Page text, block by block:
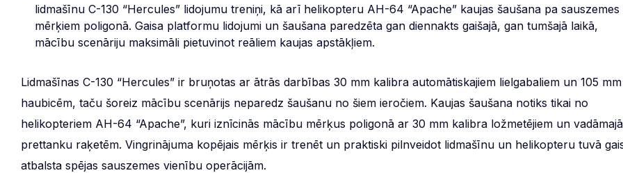
lidmašīnu C-130 “Hercules” lidojumu treniņi, kā arī helikopteru AH-64 “Apache” kaujas šaušana pa sauszemes
mērķiem poligonā. Gaisa platformu lidojumi un šaušana paredzēta gan diennakts gaišajā, gan tumšajā laikā,
mācību scenāriju maksimāli pietuvinot reāliem kaujas apstākļiem.
Lidmašīnas C-130 “Hercules” ir bruņotas ar ātrās darbības 30 mm kalibra automātiskajiem lielgabaliem un 105 mm
haubicēm, taču šoreiz mācību scenārijs neparedz šaušanu no šiem ieročiem. Kaujas šaušana notiks tikai no
helikopteriem AH-64 “Apache”, kuri iznīcinās mācību mērķus poligonā ar 30 mm kalibra ložmetējiem un
prettanku raķetēm. Vingrinājuma kopējais mērķis ir trenēt un praktiski pilnveidot lidmašīnu un helikopteru tuvā
atbalsta spējas sauszemes vienību operācijām.